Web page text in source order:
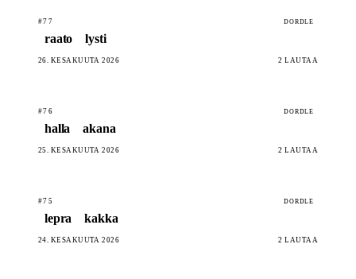
#77 DORDLE
raato lysti
26. KESÄKUUTA 2026 2 LAUTAA
#76 DORDLE
halla akana
25. KESÄKUUTA 2026 2 LAUTAA
#75 DORDLE
lepra kakka
24. KESÄKUUTA 2026 2 LAUTAA